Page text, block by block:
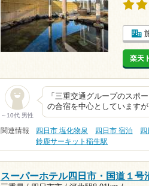
楽天
～10代 男性
「三重交通グループのスポ
の合宿を中心としています
関連情報 四日市 塩化物泉 四日市 宿泊
鈴鹿サーキット稲生駅
スーパーホテル四日市・国道１号